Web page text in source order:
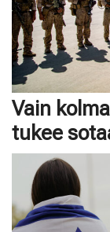
Vain
tukee